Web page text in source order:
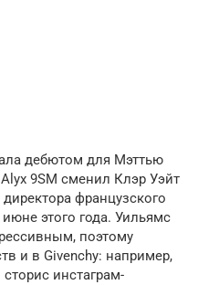
дебютом для Мэттью
9SM сменил Клэр Уэйт
французского
этого года. Уильямс
поэтому
и в Givenchy: например,
инстаграм-